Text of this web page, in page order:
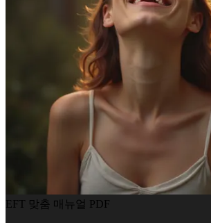
EFT 맞춤 매뉴얼 PDF